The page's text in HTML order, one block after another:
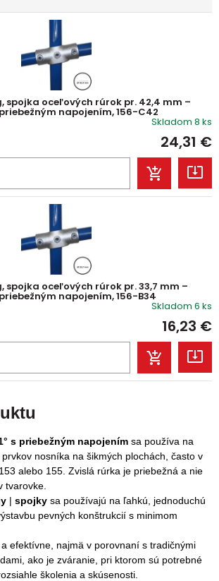
spojka oceľových rúrok pr. 42,4 mm –
priebežným napojením, 156-C42
Skladom 8 ks
24,31 €
spojka oceľových rúrok pr. 33,7 mm –
napojením, 156-B34
Skladom 6 ks
16,23 €
s priebežným napojením sa používa na
nosníka na šikmých plochách, často v
alebo 155. Zvislá rúrka je priebežná a nie
tvarovke.
| spojky sa používajú na ľahkú, jednoduchú
pevných konštrukcií s minimom
efektívne, najmä v porovnaní s tradičnými
ako je zváranie, pri ktorom sú potrebné
školenia a skúsenosti.